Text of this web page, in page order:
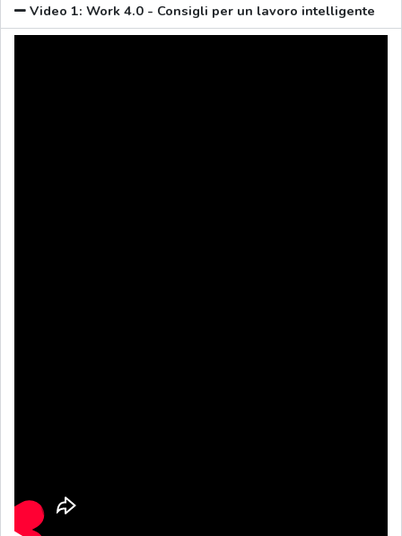
Video 1: Work 4.0 - Consigli per un lavoro intelligente